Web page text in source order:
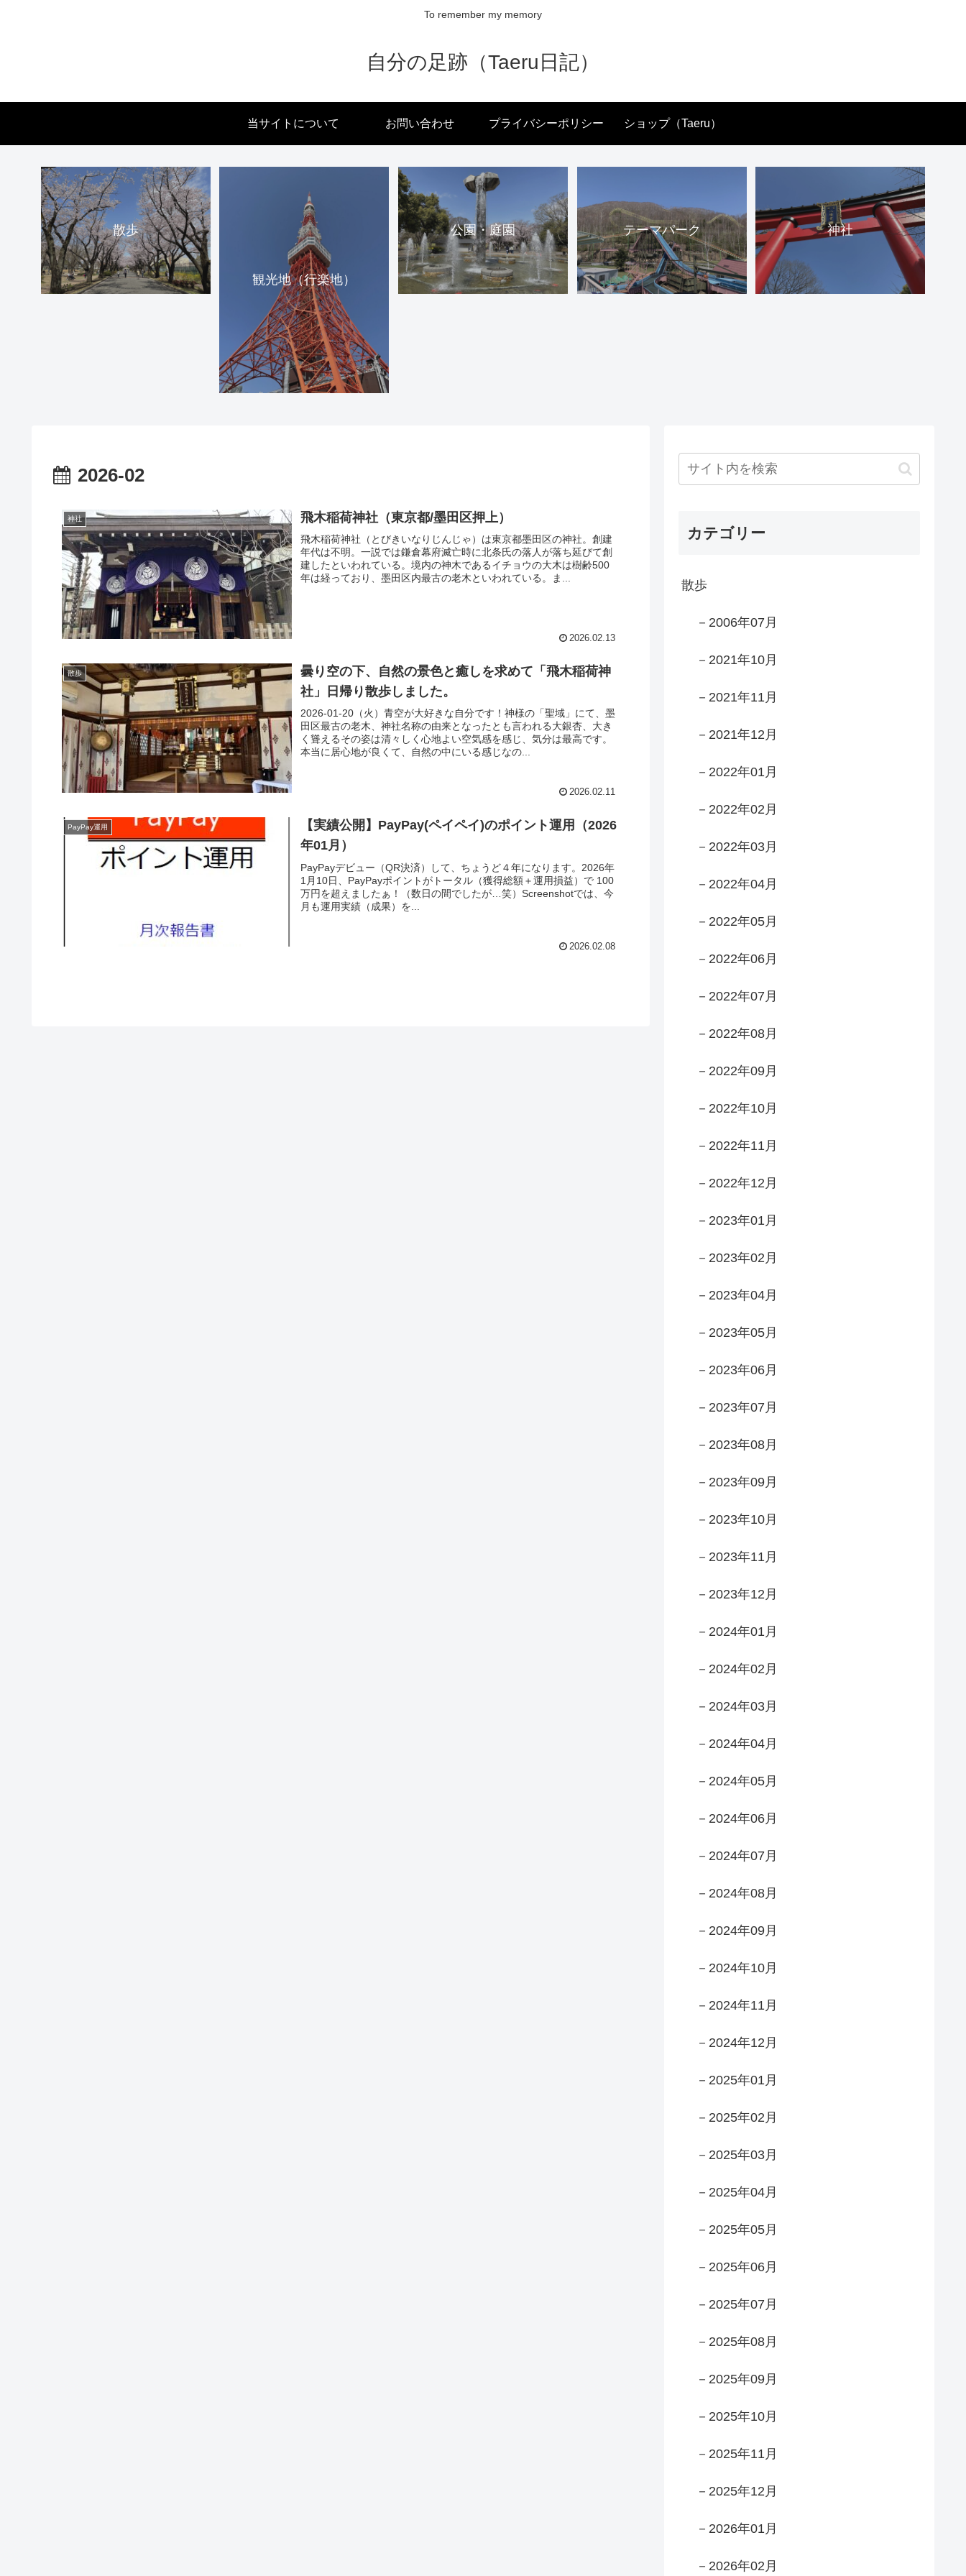
To remember my memory
自分の足跡（Taeru日記）
当サイトについて お問い合わせ プライバシーポリシー ショップ（Taeru）
散歩
観光地（行楽地）
公園・庭園 テーマパーク 神社
2026-02
神社 飛木稲荷神社（東京都/墨田区押上）
飛木稲荷神社（とびきいなりじんじゃ）は東京都墨田区の神社。創建
年代は不明。一説では鎌倉幕府滅亡時に北条氏の落人が落ち延びて創
建したといわれている。境内の神木であるイチョウの大木は樹齢500
年は経っており、墨田区内最古の老木といわれている。ま...
2026.02.13
散歩
曇り空の下、自然の景色と癒しを求めて「飛木稲荷神
社」日帰り散歩しました。
2026-01-20（火）青空が大好きな自分です！神様の「聖域」にて、墨
田区最古の老木、神社名称の由来となったとも言われる大銀杏、大き
く聳えるその姿は清々しく心地よい空気感を感じ、気分は最高です。
本当に居心地が良くて、自然の中にいる感じなの...
2026.02.11
PayPay運用
【実績公開】PayPay(ペイペイ)のポイント運用（2026
年01月）
PayPayデビュー（QR決済）して、ちょうど４年になります。2026年
1月10日、PayPayポイントがトータル（獲得総額＋運用損益）で 100
万円を超えましたぁ！（数日の間でしたが…笑）Screenshotでは、今
月も運用実績（成果）を...
2026.02.08
カテゴリー
散歩
－2006年07月
－2021年10月
－2021年11月
－2021年12月
－2022年01月
－2022年02月
－2022年03月
－2022年04月
－2022年05月
－2022年06月
－2022年07月
－2022年08月
－2022年09月
－2022年10月
－2022年11月
－2022年12月
－2023年01月
－2023年02月
－2023年04月
－2023年05月
－2023年06月
－2023年07月
－2023年08月
－2023年09月
－2023年10月
－2023年11月
－2023年12月
－2024年01月
－2024年02月
－2024年03月
－2024年04月
－2024年05月
－2024年06月
－2024年07月
－2024年08月
－2024年09月
－2024年10月
－2024年11月
－2024年12月
－2025年01月
－2025年02月
－2025年03月
－2025年04月
－2025年05月
－2025年06月
－2025年07月
－2025年08月
－2025年09月
－2025年10月
－2025年11月
－2025年12月
－2026年01月
－2026年02月